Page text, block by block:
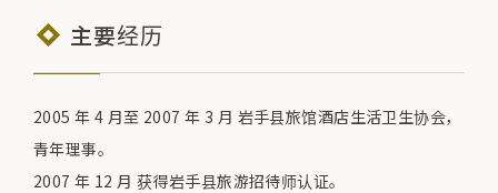
主要经历
2005 年 4 月至 2007 年 3 月 岩手县旅馆酒店生活卫生协会，
青年理事。
2007 年 12 月 获得岩手县旅游招待师认证。